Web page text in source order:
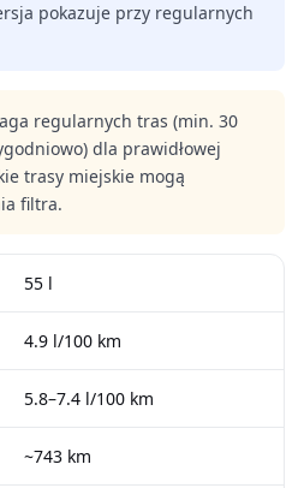
pokazuje przy regularnych
regularnych tras (min. 30
dla prawidłowej
trasy miejskie mogą
filtra.
55 l
4.9 l/100 km
5.8–7.4 l/100 km
~743 km